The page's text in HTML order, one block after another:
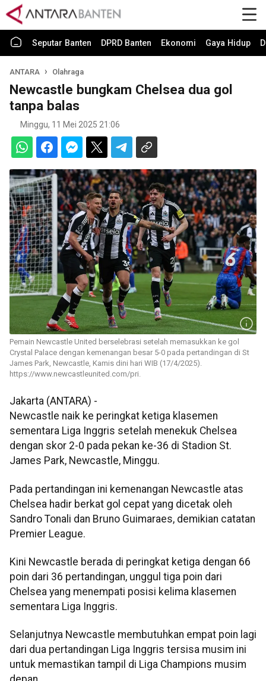
Seputar Banten DPRD Banten Ekonomi Gaya Hidup
ANTARA Olahraga
Newcastle bungkam Chelsea dua gol
tanpa balas
Minggu, 11 Mei 2025 21:06
Pemain Newcastle United berselebrasi setelah memasukkan ke gol
Crystal Palace dengan kemenangan besar 5-0 pada pertandingan di St
James Park, Newcastle, Kamis dini hari WIB (17/4/2025).
https://www.newcastleunited.com/pri.
Jakarta (ANTARA) -
Newcastle naik ke peringkat ketiga klasemen
sementara Liga Inggris setelah menekuk Chelsea
dengan skor 2-0 pada pekan ke-36 di Stadion St.
James Park, Newcastle, Minggu.
Pada pertandingan ini kemenangan Newcastle atas
Chelsea hadir berkat gol cepat yang dicetak oleh
Sandro Tonali dan Bruno Guimaraes, demikian catatan
Premier League.
Kini Newcastle berada di peringkat ketiga dengan 66
poin dari 36 pertandingan, unggul tiga poin dari
Chelsea yang menempati posisi kelima klasemen
sementara Liga Inggris.
Selanjutnya Newcastle membutuhkan empat poin lagi
dari dua pertandingan Liga Inggris tersisa musim ini
untuk memastikan tampil di Liga Champions musim